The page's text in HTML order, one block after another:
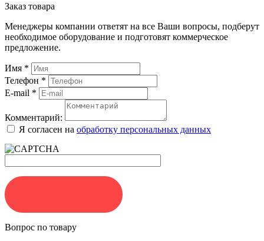
Заказ товара
Менеджеры компании ответят на все Ваши вопросы, подберут
необходимое оборудование и подготовят коммерческое
предложение.
Имя *
Телефон *
E-mail *
Комментарий:
Я согласен на обработку персональных данных
Вопрос по товару